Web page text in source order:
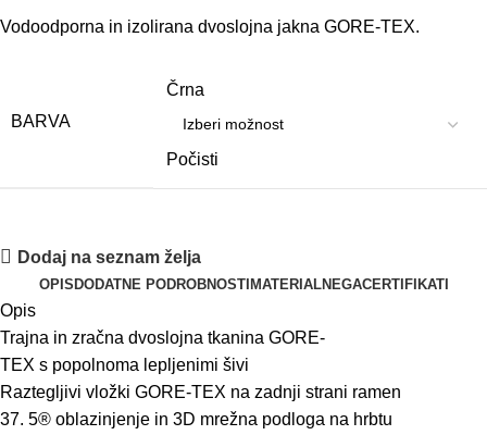
Vodoodporna in izolirana dvoslojna jakna GORE-TEX.
BARVA
Črna
Počisti
Dodaj na seznam želja
OPIS DODATNE PODROBNOSTI MATERIALNEGACERTIFIKATI
Opis
Trajna in zračna dvoslojna tkanina GORE-
TEX s popolnoma lepljenimi šivi
Raztegljivi vložki GORE-TEX na zadnji strani ramen
37. 5® oblazinjenje in 3D mrežna podloga na hrbtu